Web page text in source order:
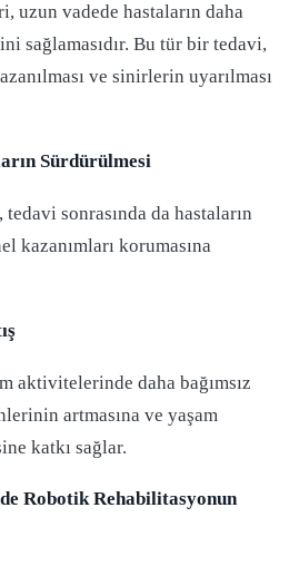
uzun vadede hastaların daha
sağlamasıdır. Bu tür bir tedavi,
ve sinirlerin uyarılması
Sürdürülmesi
sonrasında da hastaların
kazanımları korumasına
aktivitelerinde daha bağımsız
artmasına ve yaşam
katkı sağlar.
Robotik Rehabilitasyonun